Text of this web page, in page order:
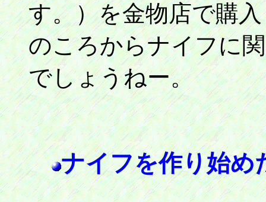
す。）を金物店で購
のころからナイフに
でしょうねー。
ナイフを作り始め